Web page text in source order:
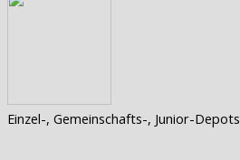
Einzel-, Gemeinschafts-, Junior-Depots